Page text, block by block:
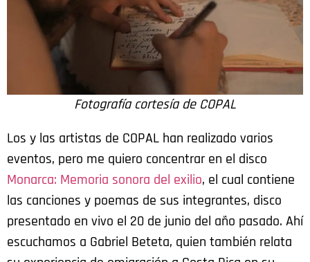
Fotografía cortesía de COPAL
Los y las artistas de COPAL han realizado varios
eventos, pero me quiero concentrar en el disco
Monarca: Memoria sonora del exilio, el cual contiene
las canciones y poemas de sus integrantes, disco
presentado en vivo el 20 de junio del año pasado. Ahí
escuchamos a Gabriel Beteta, quien también relata